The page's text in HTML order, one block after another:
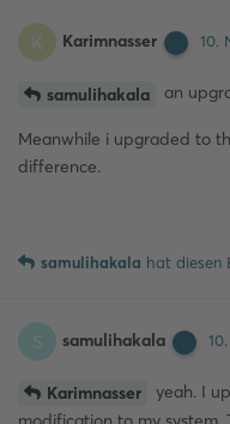
K Karimnasser 10.
samulihakala an
Meanwhile i upgraded to
difference.
samulihakala hat diesen
S samulihakala
Karimnasser
yeah. I